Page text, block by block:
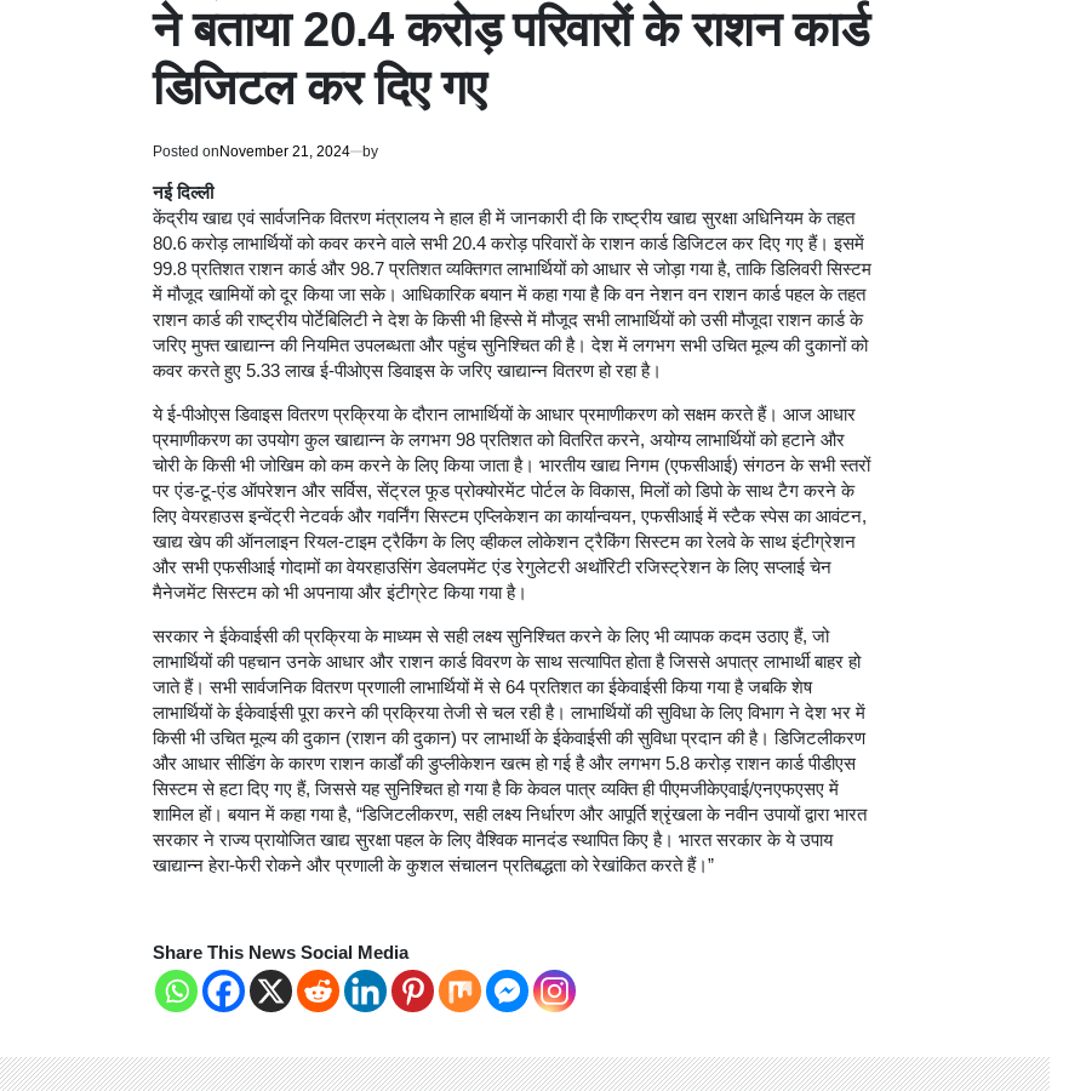
ने बताया 20.4 करोड़ परिवारों के राशन कार्ड
डिजिटल कर दिए गए
Posted on November 21, 2024 by
नई दिल्ली
केंद्रीय खाद्य एवं सार्वजनिक वितरण मंत्रालय ने हाल ही में जानकारी दी कि राष्ट्रीय खाद्य सुरक्षा अधिनियम के तहत
80.6 करोड़ लाभार्थियों को कवर करने वाले सभी 20.4 करोड़ परिवारों के राशन कार्ड डिजिटल कर दिए गए हैं। इसमें
99.8 प्रतिशत राशन कार्ड और 98.7 प्रतिशत व्यक्तिगत लाभार्थियों को आधार से जोड़ा गया है, ताकि डिलिवरी सिस्टम
में मौजूद खामियों को दूर किया जा सके। आधिकारिक बयान में कहा गया है कि वन नेशन वन राशन कार्ड पहल के तहत
राशन कार्ड की राष्ट्रीय पोर्टेबिलिटी ने देश के किसी भी हिस्से में मौजूद सभी लाभार्थियों को उसी मौजूदा राशन कार्ड के
जरिए मुफ्त खाद्यान्न की नियमित उपलब्धता और पहुंच सुनिश्चित की है। देश में लगभग सभी उचित मूल्य की दुकानों को
कवर करते हुए 5.33 लाख ई-पीओएस डिवाइस के जरिए खाद्यान्न वितरण हो रहा है।
ये ई-पीओएस डिवाइस वितरण प्रक्रिया के दौरान लाभार्थियों के आधार प्रमाणीकरण को सक्षम करते हैं। आज आधार
प्रमाणीकरण का उपयोग कुल खाद्यान्न के लगभग 98 प्रतिशत को वितरित करने, अयोग्य लाभार्थियों को हटाने और
चोरी के किसी भी जोखिम को कम करने के लिए किया जाता है। भारतीय खाद्य निगम (एफसीआई) संगठन के सभी स्तरों
पर एंड-टू-एंड ऑपरेशन और सर्विस, सेंट्रल फूड प्रोक्योरमेंट पोर्टल के विकास, मिलों को डिपो के साथ टैग करने के
लिए वेयरहाउस इन्वेंट्री नेटवर्क और गवर्निंग सिस्टम एप्लिकेशन का कार्यान्वयन, एफसीआई में स्टैक स्पेस का आवंटन,
खाद्य खेप की ऑनलाइन रियल-टाइम ट्रैकिंग के लिए व्हीकल लोकेशन ट्रैकिंग सिस्टम का रेलवे के साथ इंटीग्रेशन
और सभी एफसीआई गोदामों का वेयरहाउसिंग डेवलपमेंट एंड रेगुलेटरी अथॉरिटी रजिस्ट्रेशन के लिए सप्लाई चेन
मैनेजमेंट सिस्टम को भी अपनाया और इंटीग्रेट किया गया है।
सरकार ने ईकेवाईसी की प्रक्रिया के माध्यम से सही लक्ष्य सुनिश्चित करने के लिए भी व्यापक कदम उठाए हैं, जो
लाभार्थियों की पहचान उनके आधार और राशन कार्ड विवरण के साथ सत्यापित होता है जिससे अपात्र लाभार्थी बाहर हो
जाते हैं। सभी सार्वजनिक वितरण प्रणाली लाभार्थियों में से 64 प्रतिशत का ईकेवाईसी किया गया है जबकि शेष
लाभार्थियों के ईकेवाईसी पूरा करने की प्रक्रिया तेजी से चल रही है। लाभार्थियों की सुविधा के लिए विभाग ने देश भर में
किसी भी उचित मूल्य की दुकान (राशन की दुकान) पर लाभार्थी के ईकेवाईसी की सुविधा प्रदान की है। डिजिटलीकरण
और आधार सीडिंग के कारण राशन कार्डों की डुप्लीकेशन खत्म हो गई है और लगभग 5.8 करोड़ राशन कार्ड पीडीएस
सिस्टम से हटा दिए गए हैं, जिससे यह सुनिश्चित हो गया है कि केवल पात्र व्यक्ति ही पीएमजीकेएवाई/एनएफएसए में
शामिल हों। बयान में कहा गया है, “डिजिटलीकरण, सही लक्ष्य निर्धारण और आपूर्ति श्रृंखला के नवीन उपायों द्वारा भारत
सरकार ने राज्य प्रायोजित खाद्य सुरक्षा पहल के लिए वैश्विक मानदंड स्थापित किए है। भारत सरकार के ये उपाय
खाद्यान्न हेरा-फेरी रोकने और प्रणाली के कुशल संचालन प्रतिबद्धता को रेखांकित करते हैं।”
Share This News Social Media